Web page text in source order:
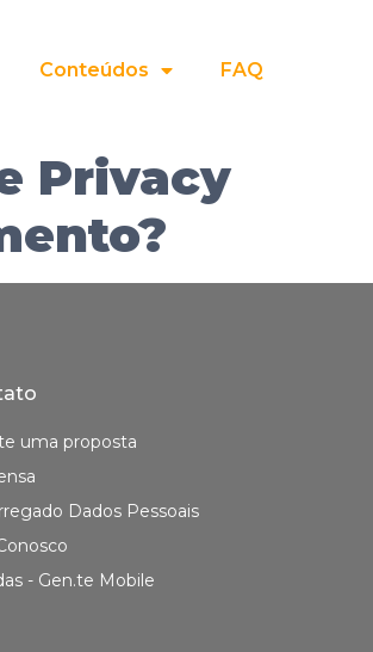
Conteúdos FAQ
Privacy
uma proposta
Dados Pessoais
- Gen.te Mobile